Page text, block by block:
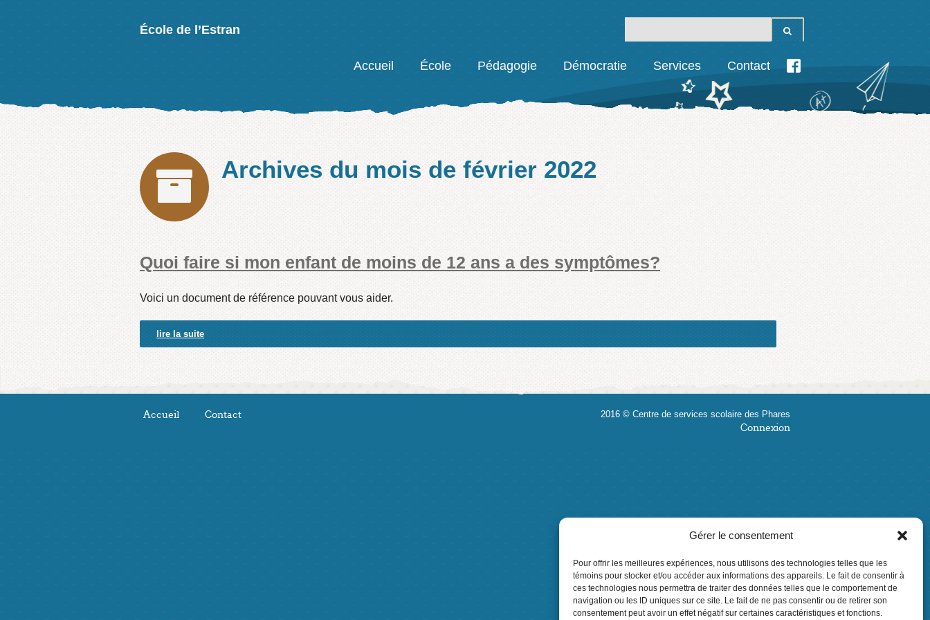
Gérer le consentement
Pour offrir les meilleures expériences, nous utilisons des technologies telles que les
témoins pour stocker et/ou accéder aux informations des appareils. Le fait de consentir à
ces technologies nous permettra de traiter des données telles que le comportement de
navigation ou les ID uniques sur ce site. Le fait de ne pas consentir ou de retirer son
consentement peut avoir un effet négatif sur certaines caractéristiques et fonctions.
École de l’Estran
Accueil École Pédagogie Démocratie Services Contact
Facebook
Archives du mois de février 2022
Quoi faire si mon enfant de moins de 12 ans a des symptômes?
Voici un document de référence pouvant vous aider.
lire la suite
Accueil Contact 2016 © Centre de services scolaire des Phares
Connexion